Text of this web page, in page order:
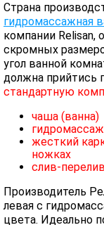
Страна
гидромассажная
компании Relisan,
скромных
угол ванной
должна прийтись
стандартную
чаша (ванна)
жесткий
ножках
слив-
Производитель
левая с
цвета. Идеально